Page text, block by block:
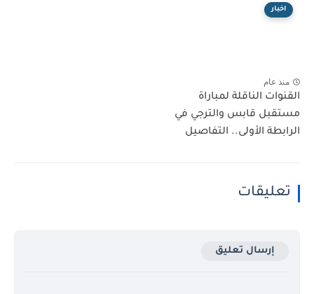
اخبار
منذ عام
القنوات الناقلة لمباراة
مستقبل قابس والترجي في
الرابطة الأولى.. التفاصيل
تعليقات
إرسال تعليق